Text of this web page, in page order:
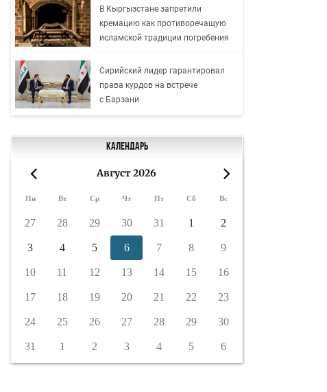
В Кыргызстане запретили
кремацию как противоречащую
исламской традиции погребения
Сирийский лидер гарантировал
права курдов на встрече
с Барзани
Календарь
Август 2026
Пн Вт Ср Чт Пт Сб Вс
27 28 29 30 31 1 2
3 4 5 6 7 8 9
10 11 12 13 14 15 16
17 18 19 20 21 22 23
24 25 26 27 28 29 30
31 1 2 3 4 5 6